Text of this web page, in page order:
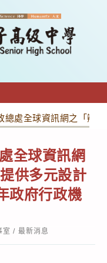
總處全球資訊網之「辦
全球資訊網
供多元設計
政府行政機
室 / 最新消息